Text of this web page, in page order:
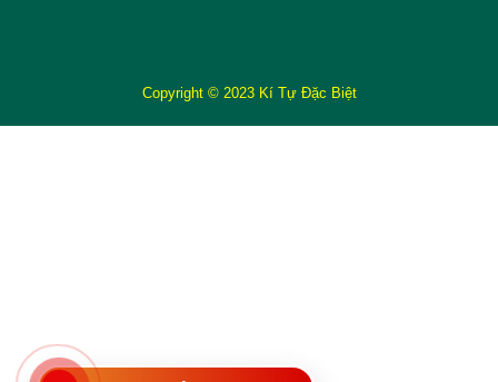
Copyright © 2023 Kí Tự Đặc Biệt